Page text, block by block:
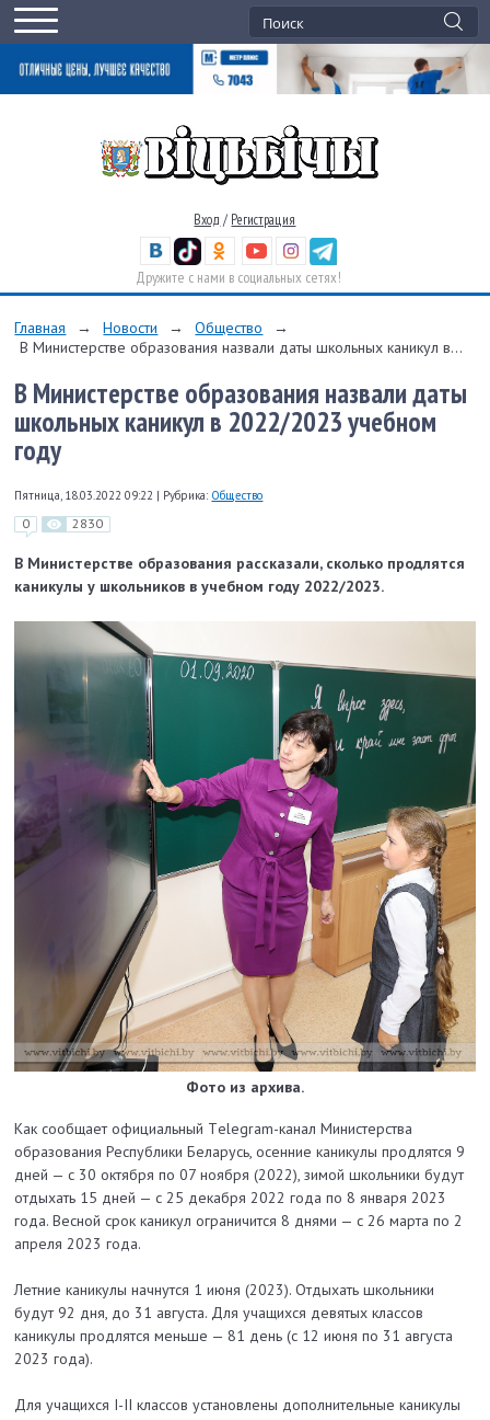
Вход / Регистрация
Дружите с нами в социальных сетях!
Главная → Новости → Общество
→
В Министерстве образования назвали даты школьных каникул в...
В Министерстве образования назвали даты
школьных каникул в 2022/2023 учебном
году
Пятница, 18.03.2022 09:22 | Рубрика: Общество
0 2830
В Министерстве образования рассказали, сколько продлятся
каникулы у школьников в учебном году 2022/2023.
Фото из архива.
Как сообщает официальный Тelegram-канал Министерства
образования Республики Беларусь, осенние каникулы продлятся 9
дней — с 30 октября по 07 ноября (2022), зимой школьники будут
отдыхать 15 дней — с 25 декабря 2022 года по 8 января 2023
года. Весной срок каникул ограничится 8 днями — с 26 марта по 2
апреля 2023 года.
Летние каникулы начнутся 1 июня (2023). Отдыхать школьники
будут 92 дня, до 31 августа. Для учащихся девятых классов
каникулы продлятся меньше — 81 день (с 12 июня по 31 августа
2023 года).
Для учащихся I-II классов установлены дополнительные каникулы